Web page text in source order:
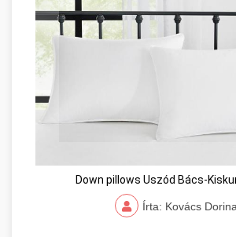
Down pillows Uszód Bács-
Írta: Kovács